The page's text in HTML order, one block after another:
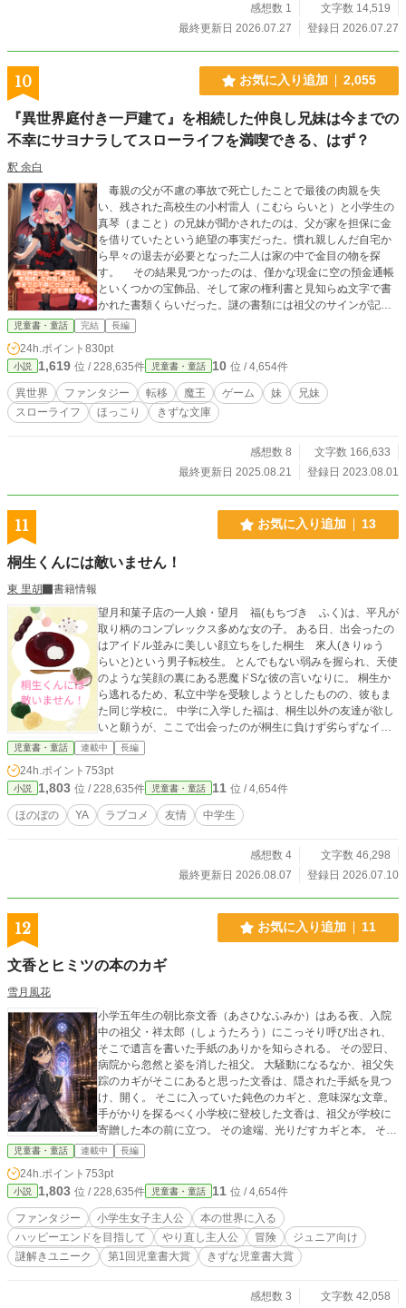
感想数 1
文字数 14,519
最終更新日 2026.07.27
登録日 2026.07.27
10 お気に入り追加 2,055
『異世界庭付き一戸建て』を相続した仲良し兄妹は今までの
不幸にサヨナラしてスローライフを満喫できる、はず？
釈 余白
毒親の父が不慮の事故で死亡したことで最後の肉親を失
い、残された高校生の小村雷人（こむら らいと）と小学生の
真琴（まこと）の兄妹が聞かされたのは、父が家を担保に金
を借りていたという絶望の事実だった。慣れ親しんだ自宅か
ら早々の退去が必要となった二人は家の中で金目の物を探
す。 その結果見つかったのは、僅かな現金に空の預金通帳
といくつかの宝飾品、そして家の権利書と見知らぬ文字で書
かれた書類くらいだった。謎の書類には祖父のサインが記さ
れていたが内容は読めず、頼みの綱は挟まれていた弁護士の
名刺だけだ。 最後の希望とも言える名刺の電話番号へ連絡
した二人は、やってきた弁護士から契約書の内容を聞かされ
唖然とする。それは祖父が遺産として残した『異世界トラ
ス』にある土地と建物を孫へ渡すというものだった。もちろ
ん現地へ行かなければ遺産は受け取れないが。兄妹には他に
頼れるものがなく、思い切って異世界へと赴き新生活をスタ
いします！ https://www.alphapolis.co.jp/author/detail/398438
児童書・童話 完結 長編
24h.ポイント 830pt
小説 1,619 位 / 228,635件 児童書・童話 10 位 / 4,654件
異世界 ファンタジー 転移 魔王 ゲーム 妹
兄妹
スローライフ
ほっこり きずな文庫
感想数 8
文字数 166,633
最終更新日 2025.08.21
登録日 2023.08.01
11 お気に入り追加 13
桐生くんには敵いません！
東 里胡
書籍情報
望月和菓子店の一人娘・望月 福(もちづき ふく)は、平凡が
取り柄のコンプレックス多めな女の子。 ある日、出会ったの
はアイドル並みに美しい顔立ちをした桐生 來人(きりゅう
らいと)という男子転校生。 とんでもない弱みを握られ、天使
のような笑顔の裏にある悪魔ドSな彼の言いなりに。 桐生か
ら逃れるため、私立中学を受験しようとしたものの、彼もま
た同じ学校に。 中学に入学した福は、桐生以外の友達が欲し
いと願うが、ここで出会ったのが桐生に負けず劣らずなイン
パクト女子。 一見物静かな美少女・水谷 咲綾（みずたに
さあや）は、話すと関西弁というギャップ女子。 桐生も咲綾
も福を独占したいがために、いつもケンカばかり。 だが中和
役のマイペース男子・梶洸平(かじ こうへい)も交え、いつの
間にか四人グループとなり、望んでいたような学生生活では
ないけれど、騒がしく楽しい日々を送っていた福。 そんなあ
児童書・童話 連載中 長編
24h.ポイント 753pt
小説 1,803 位 / 228,635件 児童書・童話 11 位 / 4,654件
ほのぼの YA ラブコメ 友情 中学生
感想数 4
文字数 46,298
最終更新日 2026.08.07
登録日 2026.07.10
12 お気に入り追加 11
文香とヒミツの本のカギ
雪月風花
小学五年生の朝比奈文香（あさひなふみか）はある夜、入院
中の祖父・祥太郎（しょうたろう）にこっそり呼び出され、
そこで遺言を書いた手紙のありかを知らされる。 その翌日、
病院から忽然と姿を消した祖父。 大騒動になるなか、祖父失
踪のカギがそこにあると思った文香は、隠された手紙を見つ
け、開く。 そこに入っていた鈍色のカギと、意味深な文章。
手がかりを探るべく小学校に登校した文香は、祖父が学校に
寄贈した本の前に立つ。 その途端、光りだすカギと本。 そし
て文香は導かれるままに本の世界に入るのだった……。
児童書・童話 連載中 長編
24h.ポイント 753pt
小説 1,803 位 / 228,635件 児童書・童話 11 位 / 4,654件
ファンタジー 小学生女子主人公
本の世界に入る
ハッピーエンドを目指して
やり直し主人公 冒険
ジュニア向け
謎解きユニーク
第1回児童書大賞 きずな児童書大賞
感想数 3
文字数 42,058